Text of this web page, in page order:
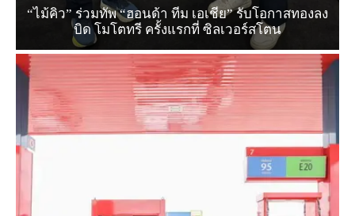
“ไม้คิว” ร่วมทัพ “ฮอนด้า ทีม เอเชีย” รับโอกาสทองลง
บิด โมโตทรี ครั้งแรกที่ ซิลเวอร์สโตน